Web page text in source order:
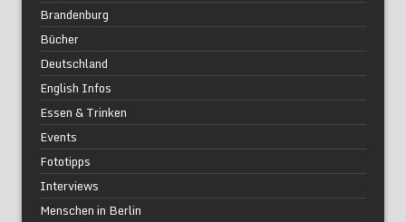
Brandenburg
Bücher
Deutschland
English Infos
Essen & Trinken
Events
Fototipps
Interviews
Menschen in Berlin